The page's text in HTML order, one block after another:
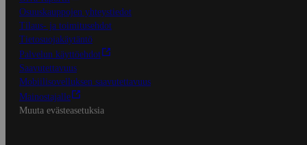
Osuuskauppojen yhteystiedot
Tilaus- ja toimitusehdot
Tietosuojakäytäntö
Palvelun käyttöehdot
Saavutettavuus
Mobiilisovelluksen saavutettavuus
Mainostajalle
Muuta evästeasetuksia